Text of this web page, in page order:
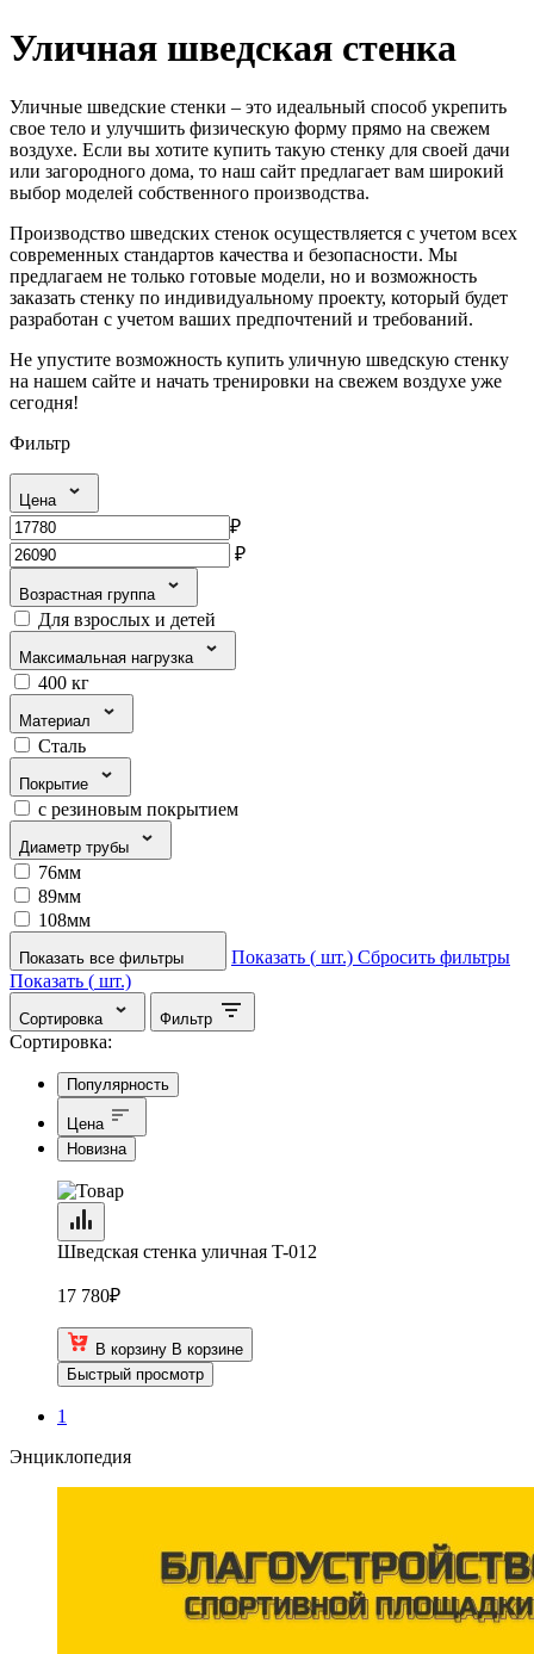
Уличная шведская стенка
Уличные шведские стенки – это идеальный способ укрепить
свое тело и улучшить физическую форму прямо на свежем
воздухе. Если вы хотите купить такую стенку для своей дачи
или загородного дома, то наш сайт предлагает вам широкий
выбор моделей собственного производства.
Производство шведских стенок осуществляется с учетом всех
современных стандартов качества и безопасности. Мы
предлагаем не только готовые модели, но и возможность
заказать стенку по индивидуальному проекту, который будет
разработан с учетом ваших предпочтений и требований.
Не упустите возможность купить уличную шведскую стенку
на нашем сайте и начать тренировки на свежем воздухе уже
сегодня!
Фильтр
Цена
₽
₽
Возрастная группа
Для взрослых и детей
Максимальная нагрузка
400 кг
Материал
Сталь
Покрытие
с резиновым покрытием
Диаметр трубы
76мм
89мм
108мм
Показать все фильтры Показать ( шт.) Сбросить фильтры
Показать ( шт.)
Сортировка Фильтр
Сортировка:
Популярность
Цена
Новизна
Шведская стенка уличная T-012
17 780₽
В корзину В корзине
Быстрый просмотр
1
Энциклопедия